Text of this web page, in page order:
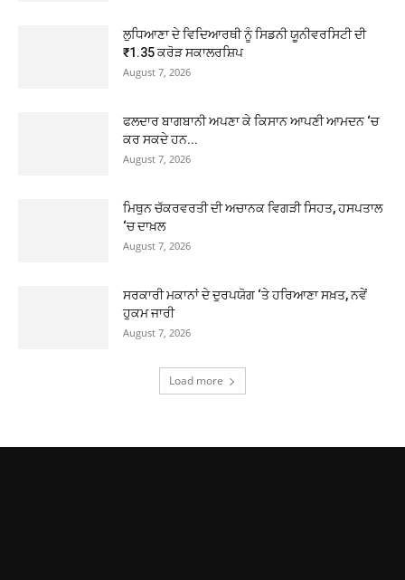
ਲੁਧਿਆਣਾ ਦੇ ਵਿਦਿਆਰਥੀ ਨੂੰ ਸਿਡਨੀ ਯੂਨੀਵਰਸਿਟੀ ਦੀ
₹1.35 ਕਰੋੜ ਸਕਾਲਰਸ਼ਿਪ
August 7, 2026
ਫਲਦਾਰ ਬਾਗਬਾਨੀ ਅਪਣਾ ਕੇ ਕਿਸਾਨ ਆਪਣੀ ਆਮਦਨ ‘ਚ
ਕਰ ਸਕਦੇ ਹਨ...
August 7, 2026
ਮਿਥੁਨ ਚੱਕਰਵਰਤੀ ਦੀ ਅਚਾਨਕ ਵਿਗੜੀ ਸਿਹਤ, ਹਸਪਤਾਲ
‘ਚ ਦਾਖ਼ਲ
August 7, 2026
ਸਰਕਾਰੀ ਮਕਾਨਾਂ ਦੇ ਦੁਰਪਯੋਗ ‘ਤੇ ਹਰਿਆਣਾ ਸਖ਼ਤ, ਨਵੇਂ
ਹੁਕਮ ਜਾਰੀ
August 7, 2026
Load more